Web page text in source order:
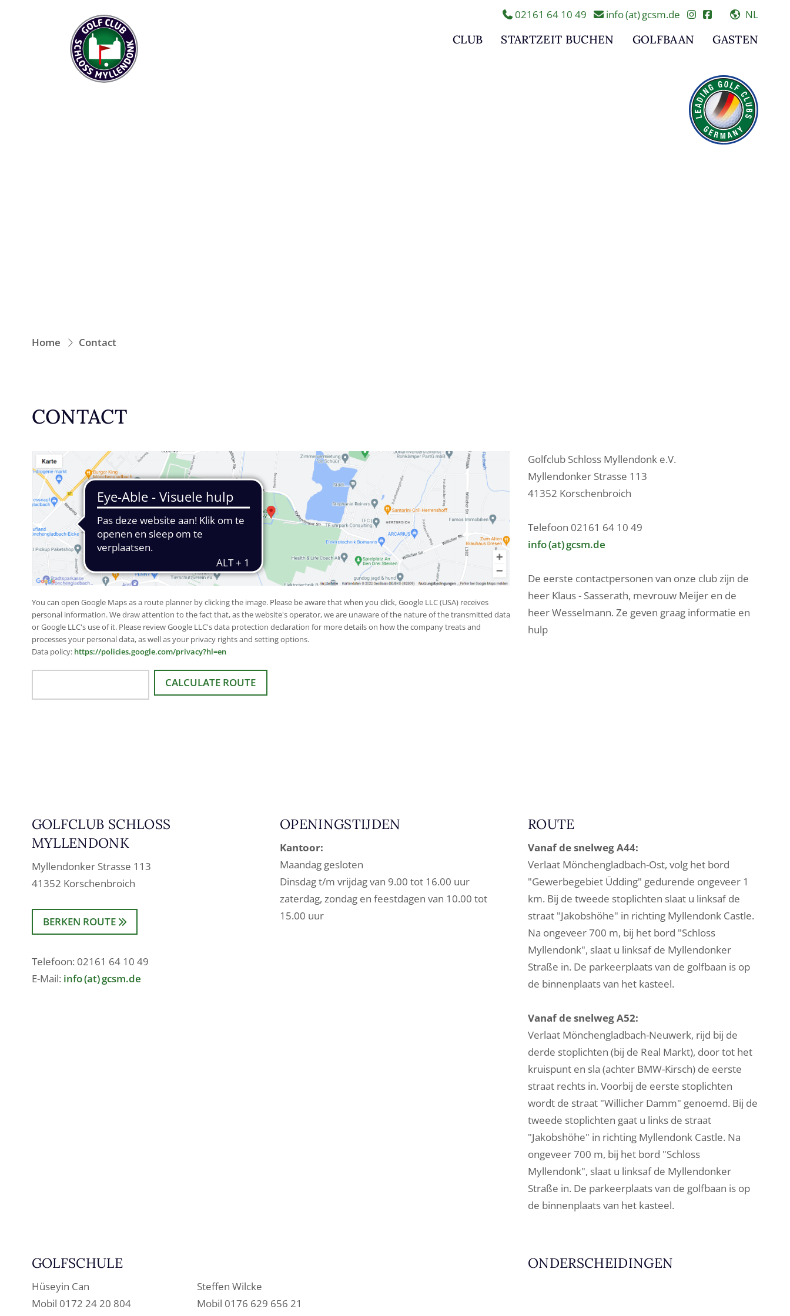
02161 64 10 49 info (at) gcsm.de NL
CLUB STARTZEIT BUCHEN GOLFBAAN GASTEN
Home Contact
CONTACT
You can open Google Maps as a route planner by clicking the image. Please be aware that when you click, Google LLC (USA) receives
personal information. We draw attention to the fact that, as the website's operator, we are unaware of the nature of the transmitted data
or Google LLC's use of it. Please review Google LLC's data protection declaration for more details on how the company treats and
processes your personal data, as well as your privacy rights and setting options.
Data policy: https://policies.google.com/privacy?hl=en
Golfclub Schloss Myllendonk e.V.
Myllendonker Strasse 113
41352 Korschenbroich
Telefoon 02161 64 10 49
info (at) gcsm.de
De eerste contactpersonen van onze club zijn de
heer Klaus - Sasserath, mevrouw Meijer en de
heer Wesselmann. Ze geven graag informatie en
hulp
GOLFCLUB SCHLOSS
MYLLENDONK
Myllendonker Strasse 113
41352 Korschenbroich
BERKEN ROUTE
Telefoon: 02161 64 10 49
E-Mail: info (at) gcsm.de
OPENINGSTIJDEN
Kantoor:
Maandag gesloten
Dinsdag t/m vrijdag van 9.00 tot 16.00 uur
zaterdag, zondag en feestdagen van 10.00 tot
15.00 uur
ROUTE
Vanaf de snelweg A44:
Verlaat Mönchengladbach-Ost, volg het bord
"Gewerbegebiet Üdding" gedurende ongeveer 1
km. Bij de tweede stoplichten slaat u linksaf de
straat "Jakobshöhe" in richting Myllendonk Castle.
Na ongeveer 700 m, bij het bord "Schloss
Myllendonk", slaat u linksaf de Myllendonker
Straße in. De parkeerplaats van de golfbaan is op
de binnenplaats van het kasteel.
Vanaf de snelweg A52:
Verlaat Mönchengladbach-Neuwerk, rijd bij de
derde stoplichten (bij de Real Markt), door tot het
kruispunt en sla (achter BMW-Kirsch) de eerste
straat rechts in. Voorbij de eerste stoplichten
wordt de straat "Willicher Damm" genoemd. Bij de
tweede stoplichten gaat u links de straat
"Jakobshöhe" in richting Myllendonk Castle. Na
ongeveer 700 m, bij het bord "Schloss
Myllendonk", slaat u linksaf de Myllendonker
Straße in. De parkeerplaats van de golfbaan is op
de binnenplaats van het kasteel.
GOLFSCHULE
Hüseyin Can
Mobil 0172 24 20 804
Steffen Wilcke
Mobil 0176 629 656 21
ONDERSCHEIDINGEN